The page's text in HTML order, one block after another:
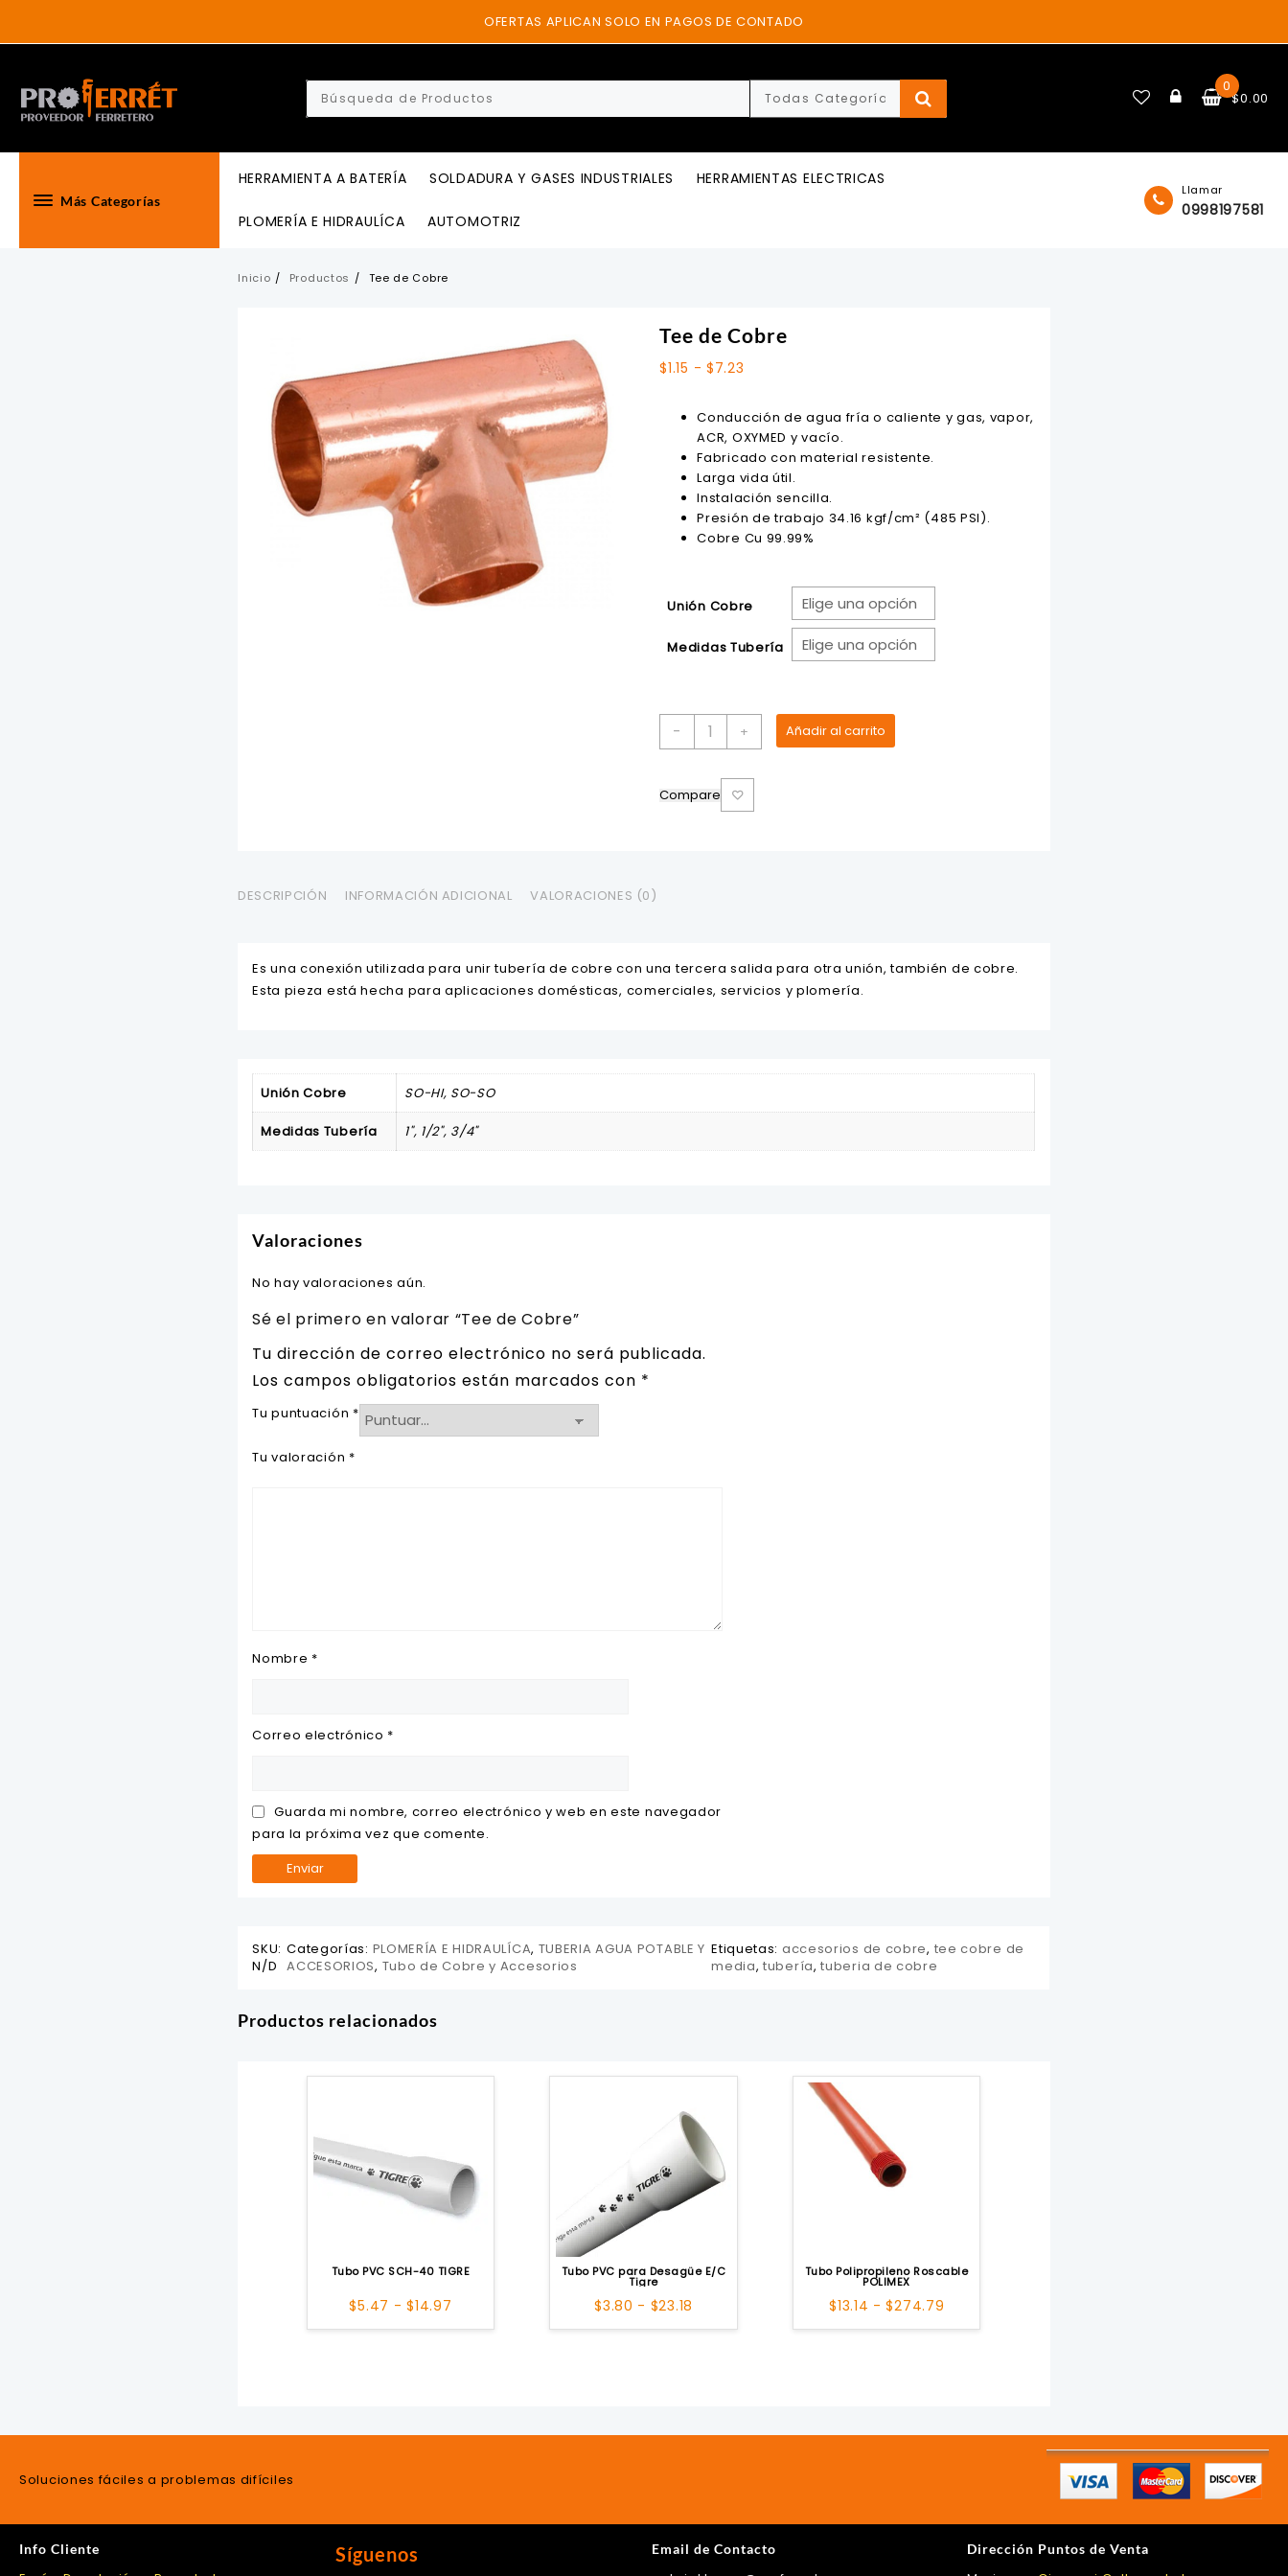
content
OFERTAS APLICAN SOLO EN PAGOS DE CONTADO
0
$0.00
Más Categorías
HERRAMIENTA A BATERÍA SOLDADURA Y GASES INDUSTRIALES HERRAMIENTAS ELECTRICAS
PLOMERÍA E HIDRAULÍCA AUTOMOTRIZ
Llamar
0998197581
Inicio Productos Tee de Cobre
Tee de Cobre
$1.15 - $7.23
precios:
desde
$1.15
hasta
$7.23
Conducción de agua fría o caliente y gas, vapor,
ACR, OXYMED y vacío.
Fabricado con material resistente.
Larga vida útil.
Instalación sencilla.
Presión de trabajo 34.16 kgf/cm² (485 PSI).
Cobre Cu 99.99%
Unión Cobre
Medidas Tubería
-
Tee
de
cantidad
+ Añadir al carrito
Compare
DESCRIPCIÓN INFORMACIÓN ADICIONAL VALORACIONES (0)
Es una conexión utilizada para unir tubería de cobre con una tercera salida para otra unión, también de cobre.
Esta pieza está hecha para aplicaciones domésticas, comerciales, servicios y plomería.
Unión Cobre SO-HI, SO-SO
Medidas Tubería 1", 1/2", 3/4"
Valoraciones
No hay valoraciones aún.
Sé el primero en valorar “Tee de Cobre”
Tu dirección de correo electrónico no será publicada.
Los campos obligatorios están marcados con *
Tu puntuación *
Tu valoración *
Nombre *
Correo electrónico *
Guarda mi nombre, correo electrónico y web en este navegador
para la próxima vez que comente.
SKU:
N/D
Categorías: PLOMERÍA E HIDRAULÍCA, TUBERIA AGUA POTABLE Y
ACCESORIOS, Tubo de Cobre y Accesorios
Etiquetas: accesorios de cobre, tee cobre de
media,tubería,tuberia de cobre
Productos relacionados
Tubo PVC SCH-40 TIGRE
$5.47 - $14.97
de
Tubo PVC para Desagüe E/C
Tigre
$3.80 - $23.18
de
Tubo Polipropileno Roscable
POLIMEX
$13.14 - $274.79
de
Soluciones fáciles a problemas difíciles
Info Cliente Síguenos Email de Contacto Dirección Puntos de Venta